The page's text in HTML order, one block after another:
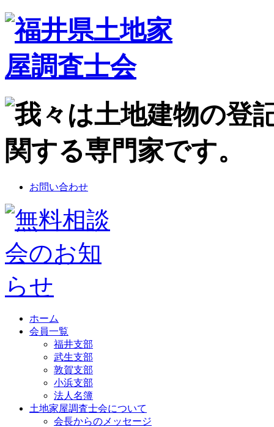
お問い合わせ
ホーム
会員一覧
福井支部
武生支部
敦賀支部
小浜支部
法人名簿
土地家屋調査士会について
会長からのメッセージ